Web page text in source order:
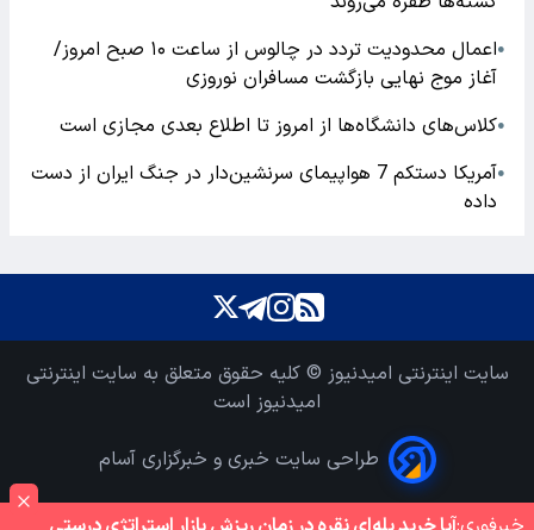
●
اعمال محدودیت تردد در چالوس از ساعت ۱۰ صبح امروز/
آغاز موج نهایی بازگشت مسافران نوروزی
●کلاس‌های دانشگاه‌ها از امروز تا اطلاع بعدی مجازی است
●
آمریکا دستکم 7 هواپیمای سرنشین‌دار در جنگ ایران از دست
داده
سایت اینترنتی امیدنیوز © کلیه حقوق متعلق به سایت اینترنتی
امیدنیوز است
طراحی سایت خبری و خبرگزاری آسام